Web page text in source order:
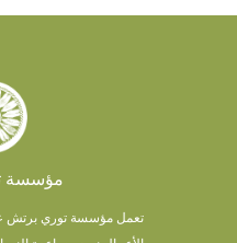
مؤسسة
تعمل مؤسسة توري برتش